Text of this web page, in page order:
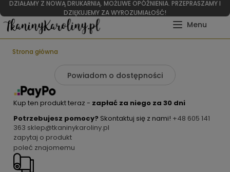
DZIAŁAMY Z NOWĄ DRUKARNIĄ. MOŻLIWE OPÓŹNIENIA. PRZEPRASZAMY I
DZIĘKUJEMY ZA WYROZUMIAŁOŚĆ!
Strona główna
Powiadom o dostępności
Kup ten produkt teraz - zapłać za niego za 30 dni
Potrzebujesz pomocy? Skontaktuj się z nami! +48 605 141
363 sklep@tkaninykaroliny.pl
zapytaj o produkt
poleć znajomemu